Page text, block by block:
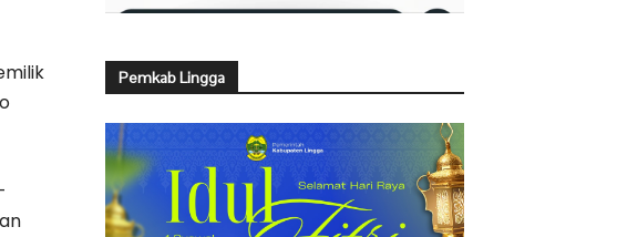
Pemkab Lingga